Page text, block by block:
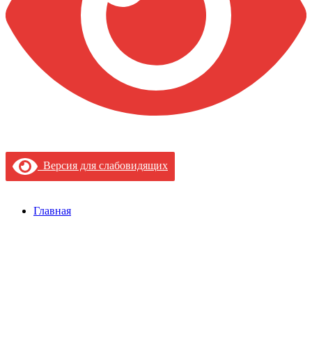
Версия для слабовидящих
Главная